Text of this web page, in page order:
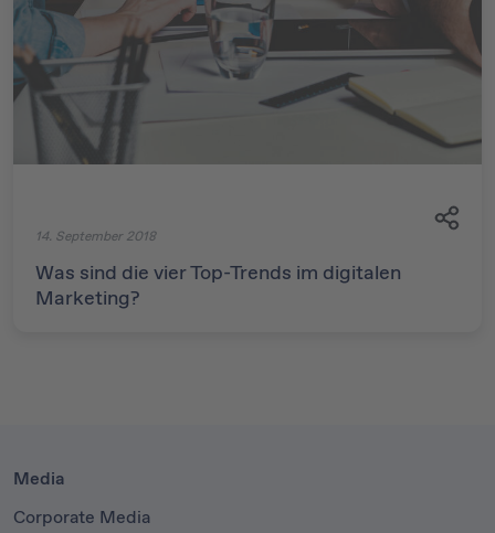
14. September 2018
Was sind die vier Top-Trends im digitalen
Marketing?
Media
Corporate Media